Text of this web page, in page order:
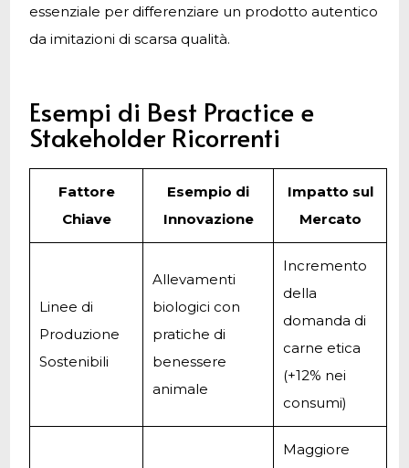
essenziale per differenziare un prodotto autentico
da imitazioni di scarsa qualità.
Esempi di Best Practice e
Stakeholder Ricorrenti
Fattore
Chiave
Esempio di
Innovazione
Impatto sul
Mercato
Linee di
Produzione
Sostenibili
Allevamenti
biologici con
pratiche di
benessere
animale
Incremento
della
domanda di
carne etica
(+12% nei
consumi)
Maggiore